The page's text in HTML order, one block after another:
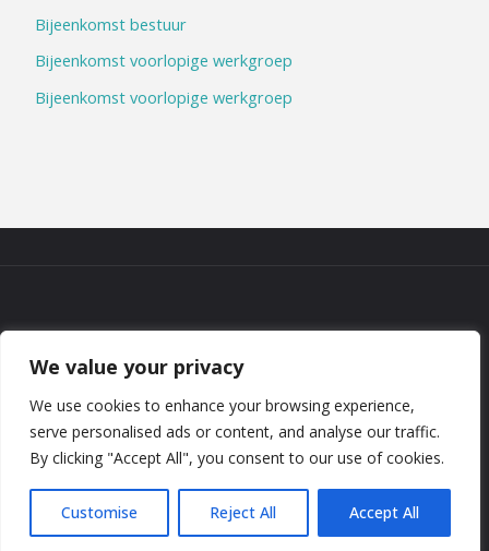
We value your privacy
We use cookies to enhance your browsing experience,
serve personalised ads or content, and analyse our traffic.
By clicking "Accept All", you consent to our use of cookies.
Customise Reject All Accept All
Bijeenkomst bestuur
Bijeenkomst voorlopige werkgroep
Bijeenkomst voorlopige werkgroep
PRIVACYBELEID
©2026 NGV West-Brabant
Aangedreven doorFluida WordPress.